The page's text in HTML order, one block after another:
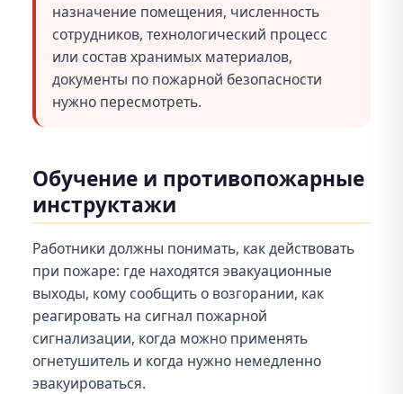
назначение помещения, численность
сотрудников, технологический процесс
или состав хранимых материалов,
документы по пожарной безопасности
нужно пересмотреть.
Обучение и противопожарные
инструктажи
Работники должны понимать, как действовать
при пожаре: где находятся эвакуационные
выходы, кому сообщить о возгорании, как
реагировать на сигнал пожарной
сигнализации, когда можно применять
огнетушитель и когда нужно немедленно
эвакуироваться.